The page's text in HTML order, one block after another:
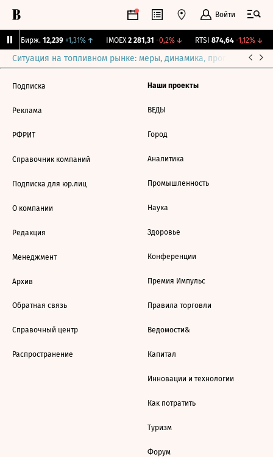
Войти
CNY Бирж. 12,239 +1,31%↑ IMOEX 2 281,31 -0,2%↓ RTSI 874,64 -1,12%↓
Ситуация на топливном рынке: меры, динамика, прогнозы
Подписка
Реклама
РФРИТ
Справочник компаний
Подписка для юр.лиц
О компании
Редакция
Менеджмент
Архив
Обратная связь
Справочный центр
Распространение
Наши проекты
ВЕДЫ
Город
Аналитика
Промышленность
Наука
Здоровье
Конференции
Премия Импульс
Правила торговли
Ведомости&
Капитал
Инновации и технологии
Как потратить
Туризм
Форум